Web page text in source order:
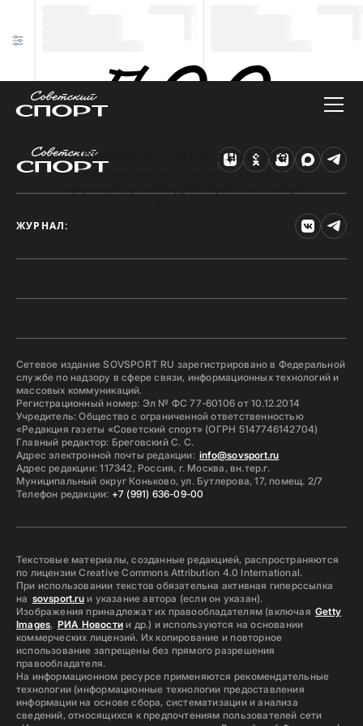
Техническая ошибка на сайте
Произошла ошибка. Чтобы найти нужную
ЖУРНАЛ:
Сетевое издание SOVSPORT RU зарегистрировано в Федеральной
службе по надзору в сфере связи, информационных технологий и
массовых коммуникаций.
Регистрационный номер: Эл № ФС 77-60106 от 10.12.2014
Учредитель: Общество с ограниченной ответственностью
«Редакция газеты «Советский спорт» (ОГРН 5147746142704)
Главный редактор: Бреговский С. С.
Адрес электронной почты редакции: info@sovsport.ru
Адрес редакции: 117342, Россия, г. Москва, вн.тер.г.
Муниципальный округ Коньково, ул. Бутлерова, 17, помещ. 2/7
Телефон редакции: +7 (991) 636-09-00
Текстовые материалы, созданные редакцией, распространяются
по лицензии Creative Commons Attribution 4.0 International.
При использовании текстов обязательна активная гиперссылка
на sovsport.ruи указание автора (если он указан).
Изображения принадлежат их правообладателям (включая Getty
Images, РИА Новостии др.) и используются на основании
коммерческих лицензий. Их копирование и повторное
использование запрещены без прямого разрешения
правообладателя.
На информационном ресурсе применяются рекомендательные
технологии (информационные технологии предоставления
информации на основе сбора, систематизации и анализа
сведений, относящихся к предпочтениям пользователей сети